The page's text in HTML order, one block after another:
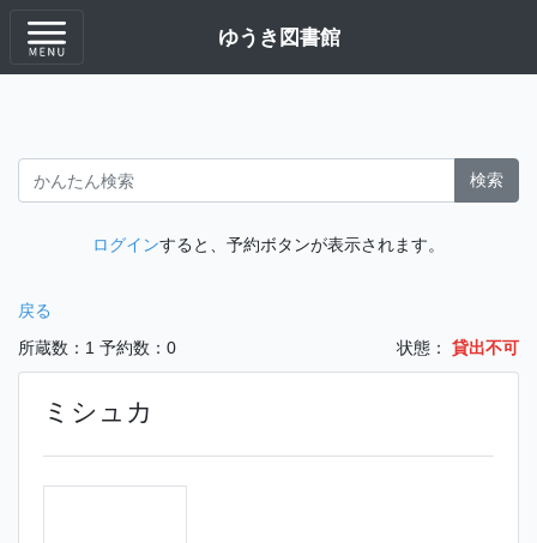
ゆうき図書館
検索
ログインすると、予約ボタンが表示されます。
戻る
所蔵数：1 予約数：0 状態： 貸出不可
ミシュカ